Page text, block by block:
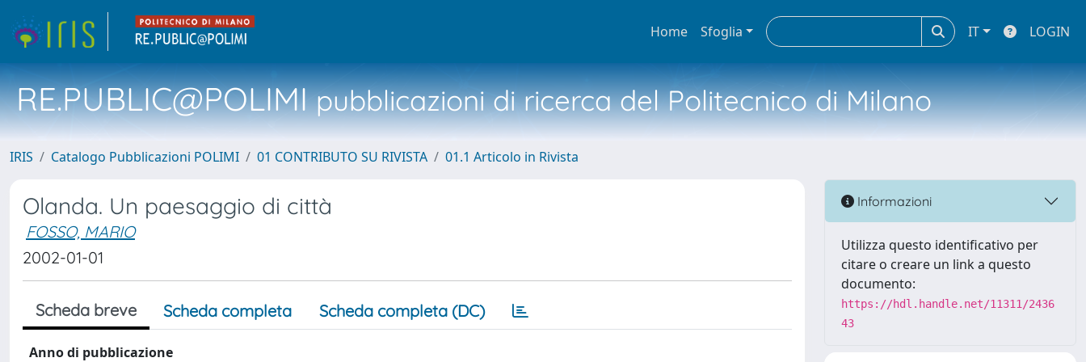
Home Sfoglia IT LOGIN
RE.PUBLIC@POLIMIpubblicazioni di ricerca del Politecnico di Milano
IRIS Catalogo Pubblicazioni POLIMI 01 CONTRIBUTO SU RIVISTA 01.1 Articolo in Rivista
Olanda. Un paesaggio di città
FOSSO, MARIO
2002-01-01
Scheda breve Scheda completa Scheda completa (DC)
Anno di pubblicazione
Informazioni
Utilizza questo identificativo per
citare o creare un link a questo
documento:
https://hdl.handle.net/11311/2436
43